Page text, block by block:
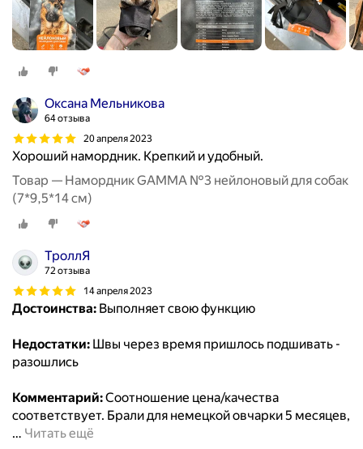
Оксана Мельникова
64 отзыва
20 апреля 2023
Хороший намордник. Крепкий и удобный.
Товар — Намордник GAMMA №3 нейлоновый для собак
(7*9,5*14 см)
ТроллЯ
72 отзыва
14 апреля 2023
Достоинства: Выполняет свою функцию
Недостатки: Швы через время пришлось подшивать -
разошлись
Комментарий:Соотношение цена/качества
соответствует. Брали для немецкой овчарки 5 месяцев,
… Читать ещё